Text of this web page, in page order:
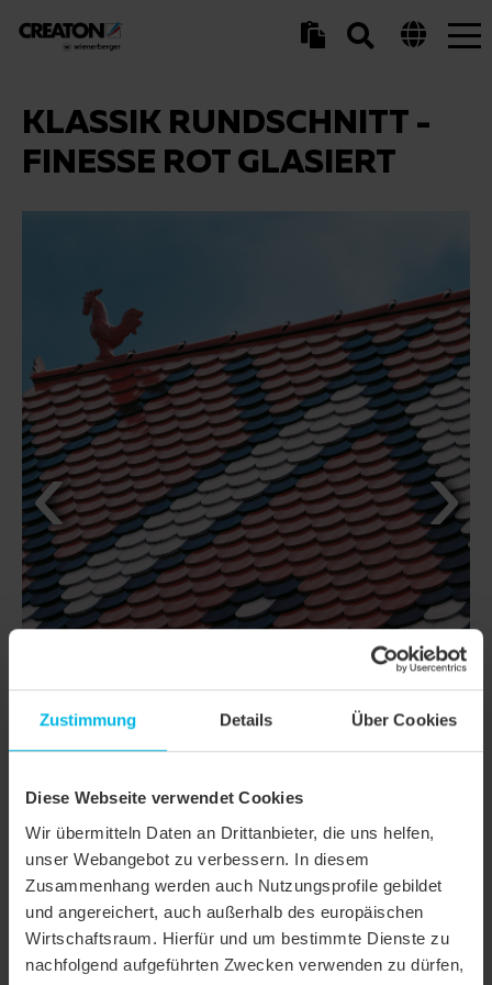
Zustimmung Details Über Cookies
Diese Webseite verwendet Cookies
Wir übermitteln Daten an Drittanbieter, die uns helfen,
unser Webangebot zu verbessern. In diesem
Zusammenhang werden auch Nutzungsprofile gebildet
und angereichert, auch außerhalb des europäischen
Wirtschaftsraum. Hierfür und um bestimmte Dienste zu
nachfolgend aufgeführten Zwecken verwenden zu dürfen,
KLASSIK RUNDSCHNITT -
FINESSE ROT GLASIERT
DETAILS
MODELL KLASSIK RUNDSCHNITT
Produktfamilie Biberschwanzziegel KLASSIK
Produktgruppe Dachziegel